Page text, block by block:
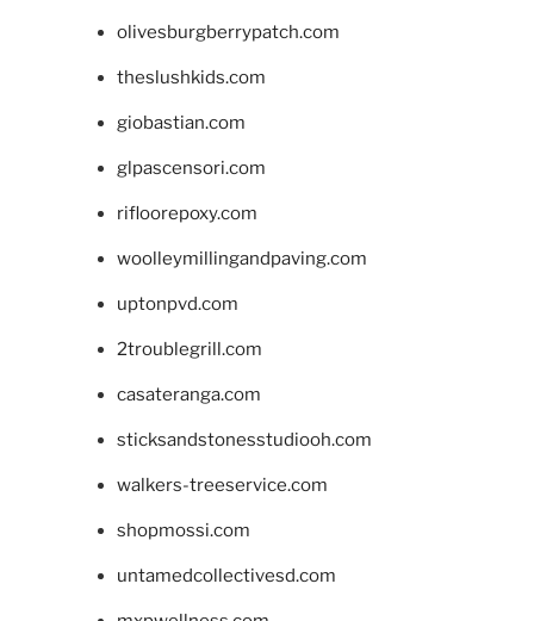
olivesburgberrypatch.com
theslushkids.com
giobastian.com
glpascensori.com
rifloorepoxy.com
woolleymillingandpaving.com
uptonpvd.com
2troublegrill.com
casateranga.com
sticksandstonesstudiooh.com
walkers-treeservice.com
shopmossi.com
untamedcollectivesd.com